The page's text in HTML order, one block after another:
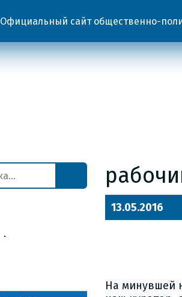
Официальный сайт общественно-
13.05.2016
На минувшей